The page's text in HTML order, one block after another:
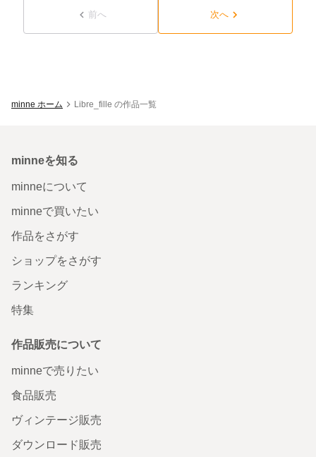
前へ 次へ
minne ホーム Libre_fille の作品一覧
minneを知る
minneについて
minneで買いたい
作品をさがす
ショップをさがす
ランキング
特集
作品販売について
minneで売りたい
食品販売
ヴィンテージ販売
ダウンロード販売